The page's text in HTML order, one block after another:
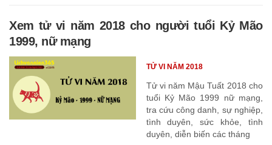
Xem tử vi năm 2018 cho người tuổi Kỷ Mão
1999, nữ mạng
Tử vi năm Mậu Tuất 2018 cho
tuổi Kỷ Mão 1999 nữ mạng,
tra cứu công danh, sự nghiệp,
tình duyên, sức khỏe, tình
duyên, diễn biến các tháng
TỬ VI NĂM 2018